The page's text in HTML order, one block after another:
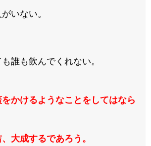
いない。
誰も飲んでくれない。
かけるようなことをしてはなら
大成するであろう。